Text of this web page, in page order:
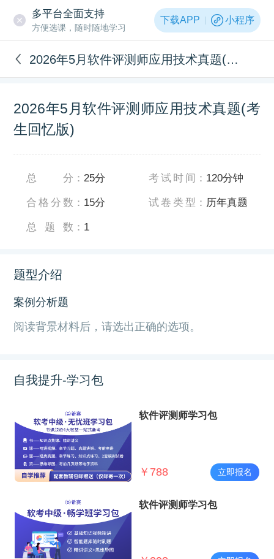
多平台全面支持
方便选课，随时随地学习
下载APP 小程序
2026年5月软件评测师应用技术真题(考生回忆版)
2026年5月软件评测师应用技术真题(考
生回忆版)
总分 ：25分
合格分数 ： 15分
总题数 ： 1
考试时间 ： 120分钟
试卷类型 ： 历年真题
题型介绍
案例分析题
阅读背景材料后，请选出正确的选项。
自我提升-学习包
软件评测师学习包
￥ 788 立即报名
软件评测师学习包